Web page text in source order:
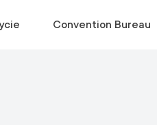
Convention Bureau